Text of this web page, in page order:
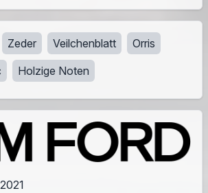
2021
Zeder Veilchenblatt
Orris
Holzige Noten